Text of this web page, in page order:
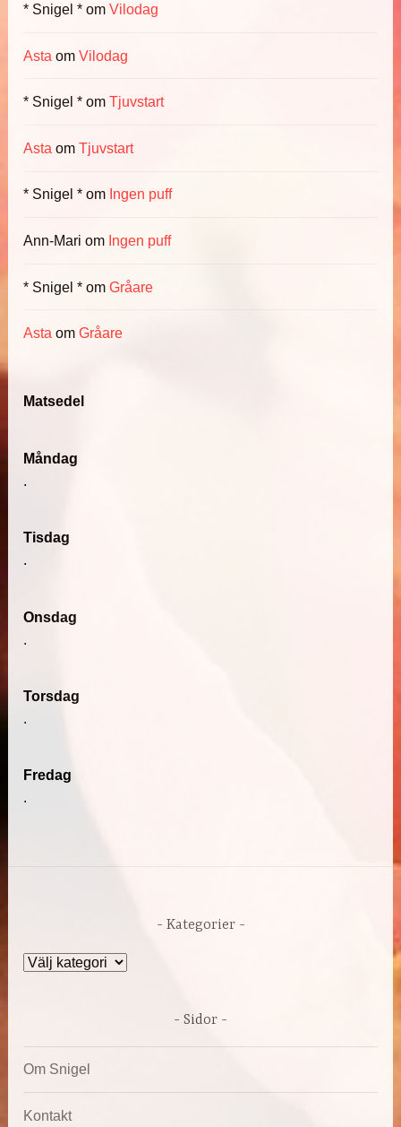
* Snigel * omVilodag
Asta omVilodag
* Snigel * omTjuvstart
Asta omTjuvstart
* Snigel * om Ingen puff
Ann-Mari om Ingen puff
* Snigel * omGråare
Asta omGråare
Matsedel
Måndag
.
Tisdag
.
Onsdag
.
Torsdag
.
Fredag
.
Kategorier
Kategorier
Sidor
Om Snigel
Kontakt